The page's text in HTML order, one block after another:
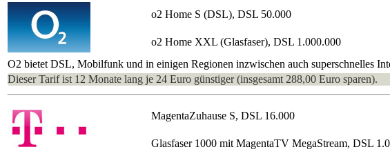
o2 Home S (DSL), DSL 50.000
o2 Home XXL (Glasfaser), DSL 1.000.000
O2 bietet DSL, Mobilfunk und in einigen Regionen inzwischen auch superschnelles
Dieser Tarif ist 12 Monate lang je 24 Euro günstiger (insgesamt 288,00 Euro sparen).
MagentaZuhause S, DSL 16.000
Glasfaser 1000 mit MagentaTV MegaStream, DSL